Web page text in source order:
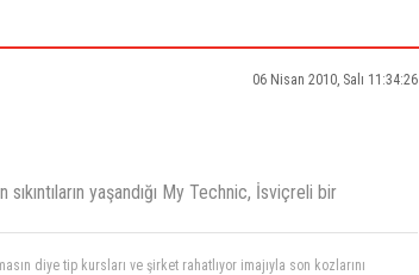
06 Nisan 2010, Salı 11:34:26
yaşandığı My Technic, İsviçreli bir